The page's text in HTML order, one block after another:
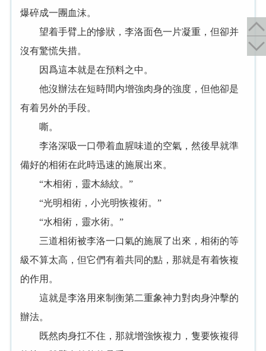
爆碎成一團血沫。
望着手臂上的慘狀，李洛面色一片凝重，但卻并
沒有驚慌失措。
因爲這本就是在預料之中。
他沒辦法在短時間内增強肉身的強度，但他卻是
有着另外的手段。
嘶。
李洛深吸一口帶着血腥味道的空氣，然後早就準
備好的相術在此時迅速的施展出來。
“木相術，靈木絲紋。”
“光明相術，小光明恢複術。”
“水相術，靈水術。”
三道相術被李洛一口氣的施展了出來，相術的等
級不算太高，但它們有着共同的點，那就是有着恢複
的作用。
這就是李洛用來制衡第二重象神力對肉身沖擊的
辦法。
既然肉身扛不住，那就增強恢複力，隻要恢複得